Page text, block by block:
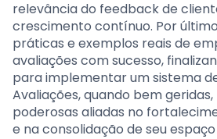
relevância do feedback de
crescimento contínuo. Por
práticas e exemplos reais de
avaliações com sucesso,
para implementar um sistema
Avaliações, quando bem
poderosas aliadas no
e na consolidação de seu